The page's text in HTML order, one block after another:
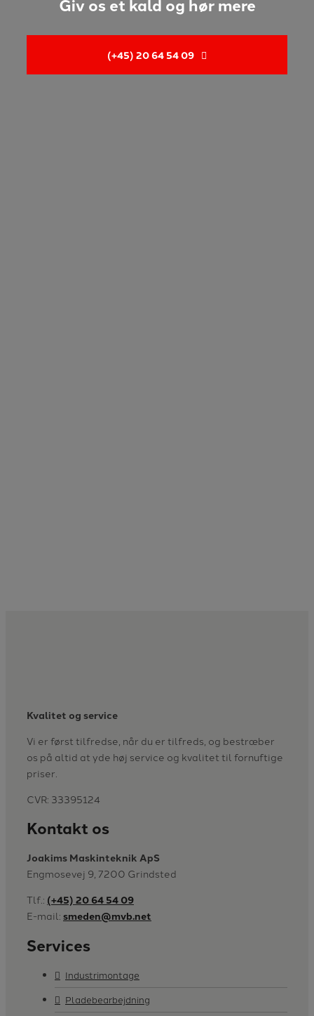
Giv os et kald og hør mere
(+45) 20 64 54 09
Kvalitet og service
Vi er først tilfredse, når du er tilfreds, og bestræber
os på altid at yde høj service og kvalitet til fornuftige
priser.
CVR: 33395124
Kontakt os
Joakims Maskinteknik ApS
Engmosevej 9, 7200 Grindsted
Tlf.: (+45) 20 64 54 09
E-mail: smeden@mvb.net
Services
Industrimontage
Pladebearbejdning